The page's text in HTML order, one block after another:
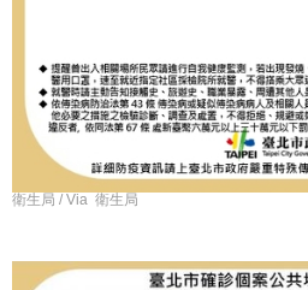
衛生局 / Via 衛生局